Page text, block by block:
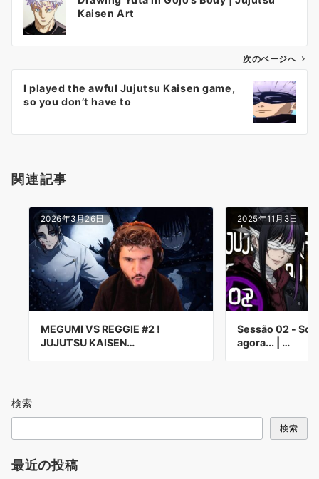
ビ
ン
Kaisen Art
次のページへ
I played the awful Jujutsu Kaisen game,
so you don’t have to
関連記事
2026年3月26日
MEGUMI VS REGGIE #2 !
JUJUTSU KAISEN…
2025年11月3日
Sessão 02 -
agora... | …
検索
検索
最近の投稿